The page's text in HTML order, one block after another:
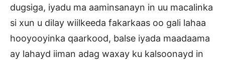
dugsiga, iyadu ma aaminsanayn in uu macalinka
si xun u dilay wiilkeeda fakarkaas oo gali lahaa
hooyooyinka qaarkood, balse iyada maadaama
ay lahayd iiman adag waxay ku kalsoonayd in